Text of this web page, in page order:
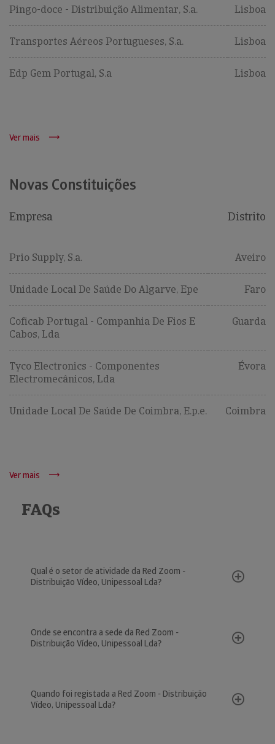
Pingo-doce - Distribuição Alimentar, S.a. Lisboa
Transportes Aéreos Portugueses, S.a. Lisboa
Edp Gem Portugal, S.a Lisboa
Ver mais
Novas Constituições
Empresa Distrito
Prio Supply, S.a. Aveiro
Unidade Local De Saúde Do Algarve, Epe Faro
Coficab Portugal - Companhia De Fios E
Cabos, Lda
Guarda
Tyco Electronics - Componentes
Electromecânicos, Lda
Évora
Unidade Local De Saúde De Coimbra, E.p.e. Coimbra
Ver mais
FAQs
Qual é o setor de atividade da Red Zoom -
Distribuição Vídeo, Unipessoal Lda?
Onde se encontra a sede da Red Zoom -
Distribuição Vídeo, Unipessoal Lda?
Quando foi registada a Red Zoom - Distribuição
Vídeo, Unipessoal Lda?